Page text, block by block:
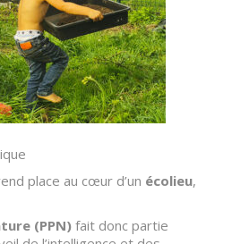
place au cœur d’un écolieu,
(PPN) fait donc partie